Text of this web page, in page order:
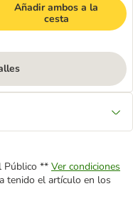
Añadir ambos a la
cesta
Público ** Ver condiciones
tenido el artículo en los